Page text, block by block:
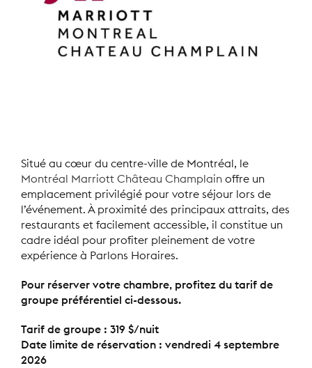
Situé au cœur du centre-ville de Montréal, le
Montréal Marriott Château Champlain offre un
emplacement privilégié pour votre séjour lors de
l’événement. À proximité des principaux attraits, des
restaurants et facilement accessible, il constitue un
cadre idéal pour profiter pleinement de votre
expérience à Parlons Horaires.
Pour réserver votre chambre, profitez du tarif de
groupe préférentiel ci-dessous.
Tarif de groupe : 319 $/nuit
Date limite de réservation : vendredi 4 septembre
2026